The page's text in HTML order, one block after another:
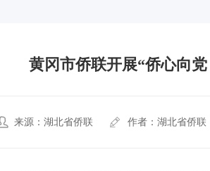
黄冈市侨联开展“侨心向
来源：湖北省侨联 作者：湖北省侨联